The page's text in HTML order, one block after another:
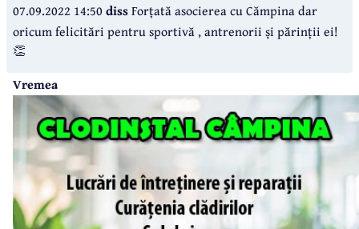
07.09.2022 14:50dissForțată asocierea cu Cămpina dar
oricum felicitări pentru sportivă , antrenorii și părinții ei!
👏
Vremea